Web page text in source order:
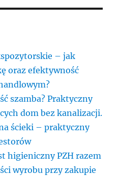
– jak
oraz efektywność
szamba? Praktyczny
dom bez kanalizacji.
ścieki – praktyczny
higieniczny PZH razem
wyrobu przy zakupie